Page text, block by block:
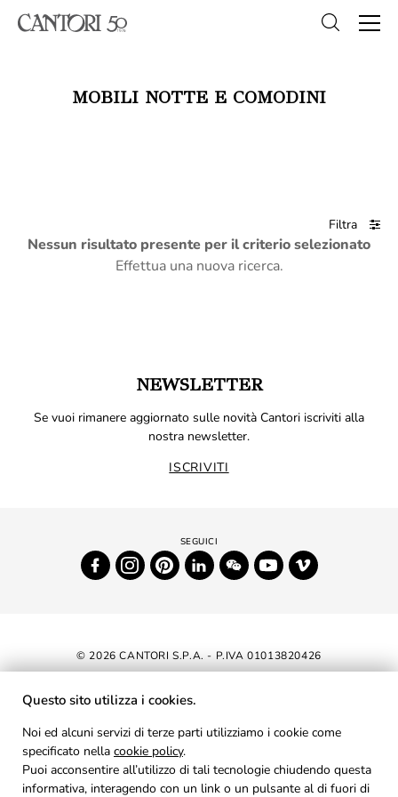
MOBILI NOTTE E COMODINI
Filtra
Nessun risultato presente per il criterio selezionato
Effettua una nuova ricerca.
NEWSLETTER
Se vuoi rimanere aggiornato sulle novità Cantori iscriviti alla
nostra newsletter.
ISCRIVITI
© 2026 CANTORI S.P.A. - P.IVA 01013820426
DICHIARAZIONE DI ACCESSIBILITÀ
AREA RISERVATA
PRIVACY
Questo sito utilizza i cookies.
Noi ed alcuni servizi di terze parti utilizziamo i cookie come
specificato nella cookie policy.
Puoi acconsentire all’utilizzo di tali tecnologie chiudendo questa
informativa, interagendo con un link o un pulsante al di fuori di